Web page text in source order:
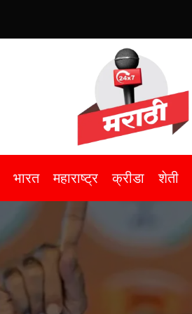
भारत महाराष्ट्र क्रीडा शेती